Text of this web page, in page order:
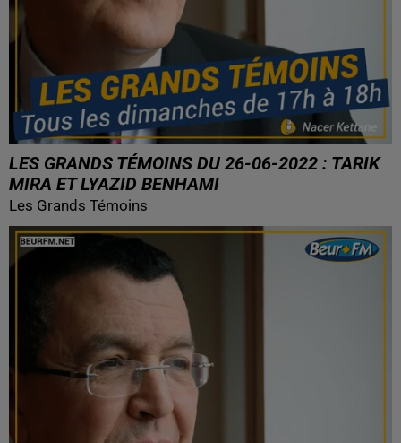
LES GRANDS TÉMOINS DU 26-06-2022 : TARIK
MIRA ET LYAZID BENHAMI
Les Grands Témoins